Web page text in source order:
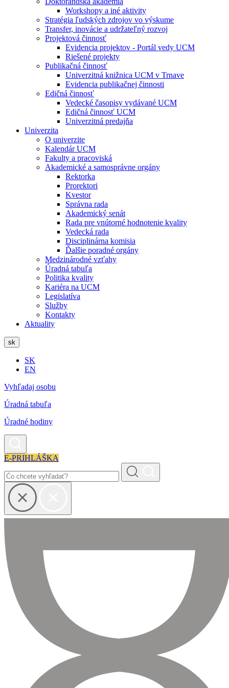
Workshopy a iné aktivity
Stratégia ľudských zdrojov vo výskume
Transfer, inovácie a udržateľný rozvoj
Projektová činnosť
Evidencia projektov - Portál vedy UCM
Riešené projekty
Publikačná činnosť
Univerzitná knižnica UCM v Trnave
Evidencia publikačnej činnosti
Edičná činnosť
Vedecké časopisy vydávané UCM
Edičná činnosť UCM
Univerzitná predajňa
Univerzita
O univerzite
Kalendár UCM
Fakulty a pracoviská
Akademické a samosprávne orgány
Rektorka
Prorektori
Kvestor
Správna rada
Akademický senát
Rada pre vnútorné hodnotenie kvality
Vedecká rada
Disciplinárna komisia
Ďalšie poradné orgány
Medzinárodné vzťahy
Úradná tabuľa
Politika kvality
Kariéra na UCM
Legislatíva
Služby
Kontakty
Aktuality
sk
SK
EN
Vyhľadaj osobu
Úradná tabuľa
Úradné hodiny
E-PRIHLÁŠKA